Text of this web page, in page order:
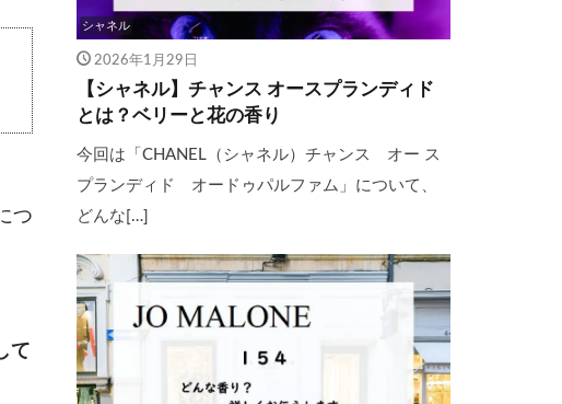
つ
て
シャネル
2026年1月29日
【シャネル】チャンス オースプランディド
とは？ベリーと花の香り
今回は「CHANEL（シャネル）チャンス オー ス
プランディド オードゥパルファム」について、
どんな[…]